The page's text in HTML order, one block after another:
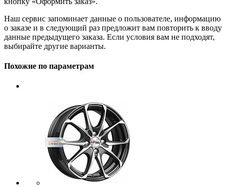
Наш сервис запоминает данные о пользователе, информацию
о заказе и в следующий раз предложит вам повторить к вводу
данные предыдущего заказа. Если условия вам не подходят,
выбирайте другие варианты.
Похожие по параметрам